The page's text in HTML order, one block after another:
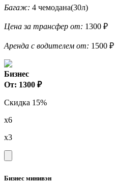
Багаж: 4 чемодана(30л)
Цена за трансфер от: 1300 ₽
Аренда с водителем от: 1500 ₽
Бизнес
От: 1300 ₽
Скидка 15%
x6
x3
Бизнес минивэн